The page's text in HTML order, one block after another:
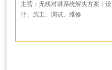
主营：无线对讲系统解决方案：设
计、施工、调试、维修